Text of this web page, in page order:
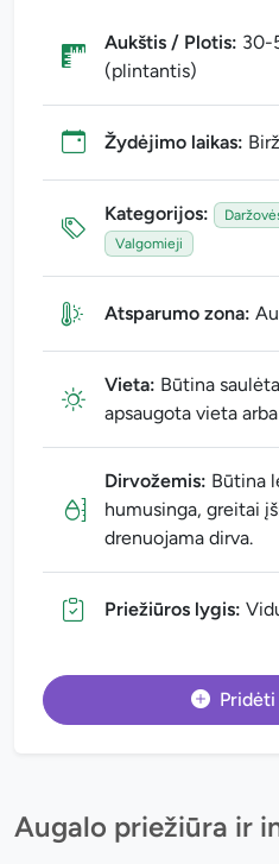
Aukštis / Plotis: 30-
(plintantis)
Žydėjimo laikas:
Kategorijos:
Valgomieji
Atsparumo zona:
Vieta: Būtina
apsaugota vieta
Dirvožemis: Būtina
humusinga, greitai
drenuojama dirva.
Priežiūros lygis:
Pridėti
Augalo priežiūra ir